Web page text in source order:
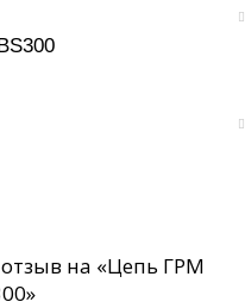
на «Цепь ГРМ